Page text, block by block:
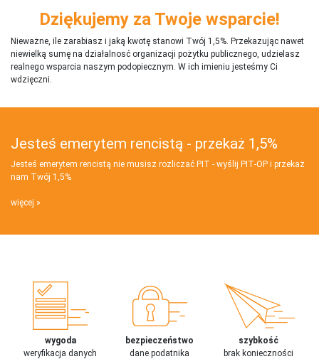
Dziękujemy za Twoje wsparcie!
Nieważne, ile zarabiasz i jaką kwotę stanowi Twój 1,5%. Przekazując nawet
niewielką sumę na działalnosć organizacji pożytku publicznego, udzielasz
realnego wsparcia naszym podopiecznym. W ich imieniu jesteśmy Ci
wdzięczni.
Jesteś emerytem rencistą - przekaż 1,5%
Jesteś emerytem rencistą nie musisz rozliczać PIT - wyślij PIT‑OP i przekaż
nam Twój 1,5%
więcej
wygoda
weryfikacja danych
bezpieczeństwo
dane podatnika
szybkość
brak konieczności